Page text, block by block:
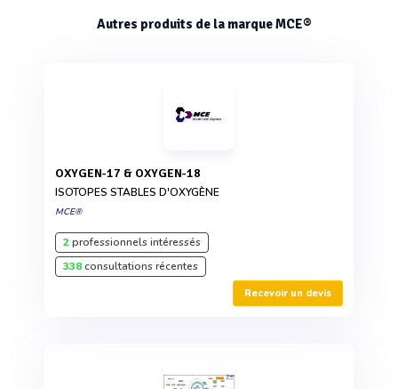
Autres produits de la marque MCE®
OXYGEN-17 & OXYGEN-18
ISOTOPES STABLES D'OXYGÈNE
MCE®
2professionnels intéressés
338consultations récentes
Recevoir un devis